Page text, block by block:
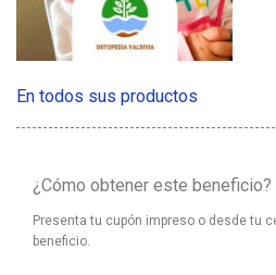
En todos sus productos
¿Cómo obtener este beneficio?
Presenta tu cupón impreso o desde tu
beneficio.